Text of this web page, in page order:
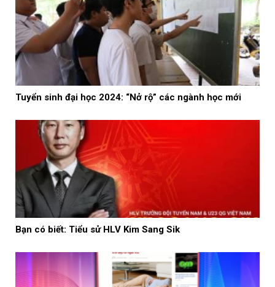
Tuyển sinh đại học 2024: “Nở rộ” các ngành học mới
Bạn có biết: Tiểu sử HLV Kim Sang Sik